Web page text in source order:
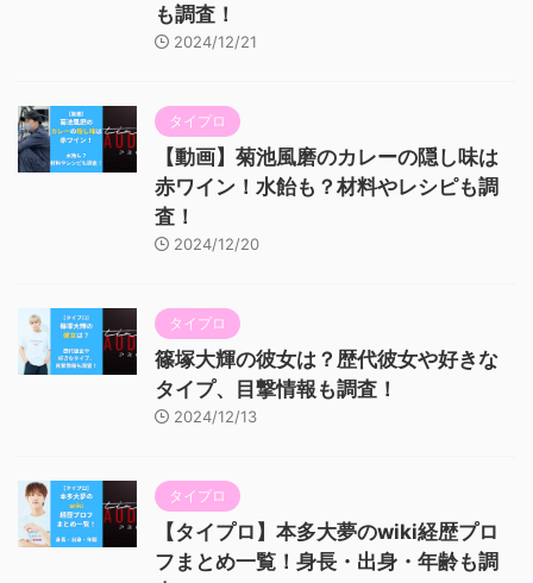
も調査！
2024/12/21
タイプロ
【動画】菊池風磨のカレーの隠し味は
赤ワイン！水飴も？材料やレシピも調
査！
2024/12/20
タイプロ
篠塚大輝の彼女は？歴代彼女や好きな
タイプ、目撃情報も調査！
2024/12/13
タイプロ
【タイプロ】本多大夢のwiki経歴プロ
フまとめ一覧！身長・出身・年齢も調